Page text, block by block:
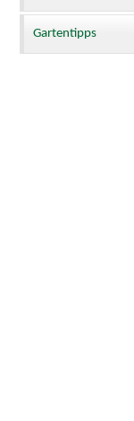
Gartentipps